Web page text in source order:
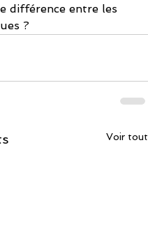
différence entre les
?
Voir tout